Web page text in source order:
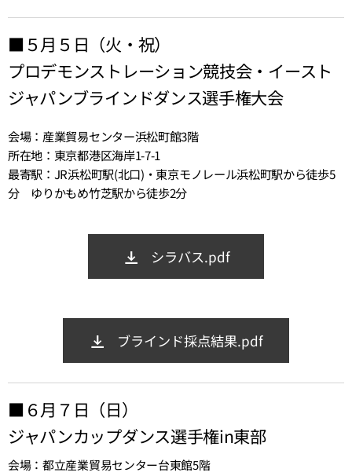
■５月５日（火・祝）
プロデモンストレーション競技会・イースト
ジャパンブラインドダンス選手権大会
会場：産業貿易センター浜松町館3階
所在地：東京都港区海岸1-7-1
最寄駅：JR浜松町駅(北口)・東京モノレール浜松町駅から徒歩5
分 ゆりかもめ竹芝駅から徒歩2分
シラバス.pdf
ブラインド採点結果.pdf
■６月７日（日）
ジャパンカップダンス選手権in東部
会場：都立産業貿易センター台東館5階